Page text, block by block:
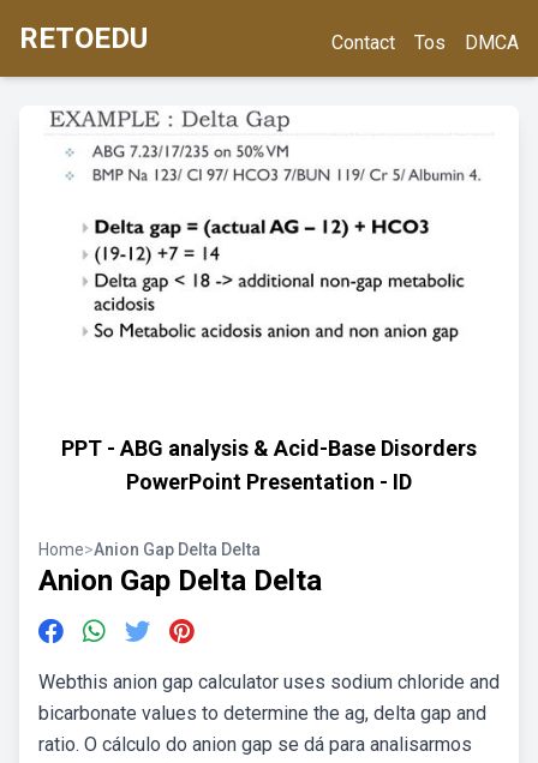
RETOEDU Contact Tos DMCA
PPT - ABG analysis & Acid-Base Disorders
PowerPoint Presentation - ID
Home>Anion Gap Delta Delta
Anion Gap Delta Delta
Webthis anion gap calculator uses sodium chloride and
bicarbonate values to determine the ag, delta gap and
ratio. O cálculo do anion gap se dá para analisarmos